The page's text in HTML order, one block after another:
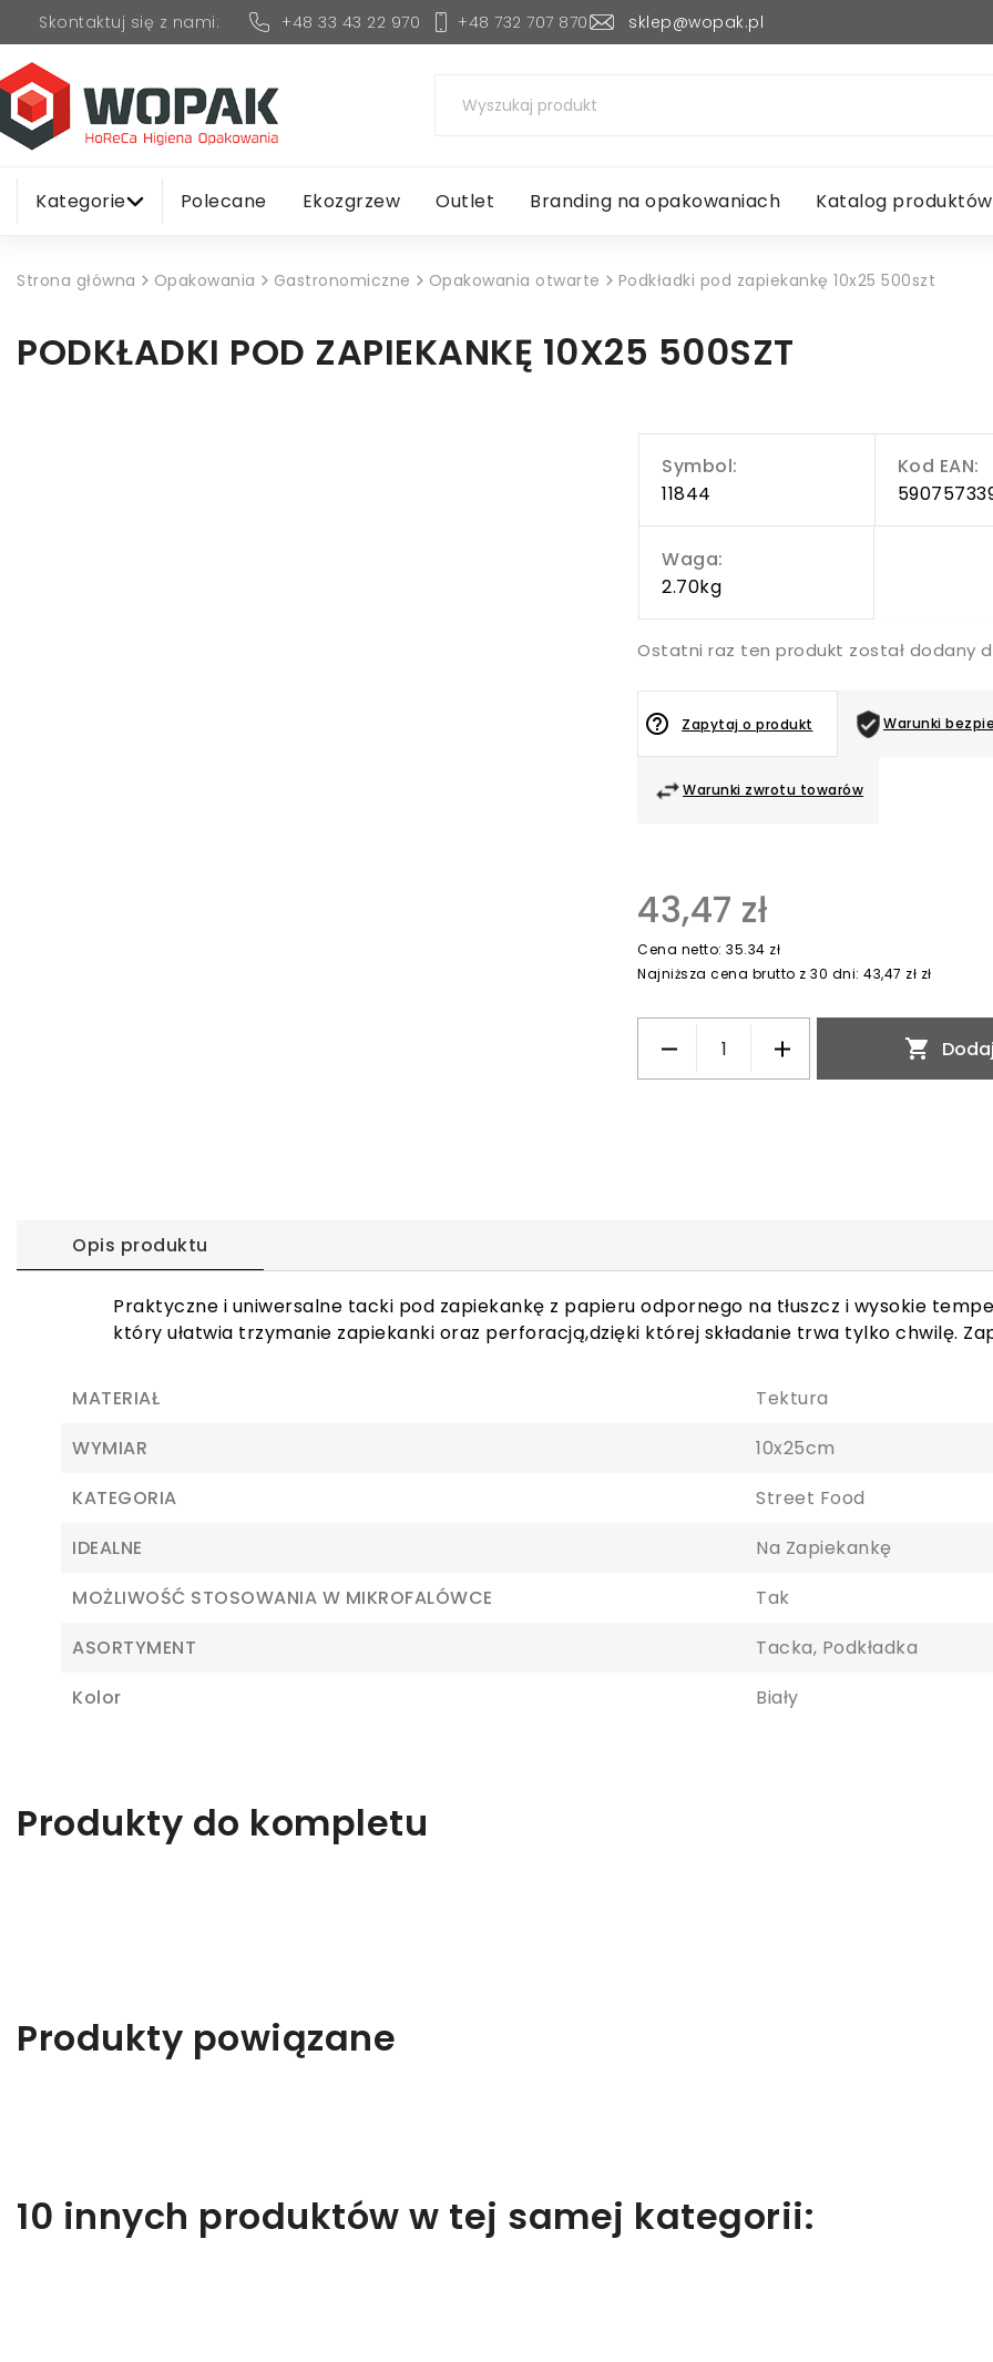
Skontaktuj się z nami: +48 33 43 22 970 +48 732 707 870 sklep@wopak.pl
Kategorie Polecane Ekozgrzew Outlet Branding na opakowaniach Katalog produktów
Strona główna Opakowania Gastronomiczne Opakowania otwarte Podkładki pod zapiekankę 10x25 500szt
PODKŁADKI POD ZAPIEKANKĘ 10X25 500SZT
Symbol:
11844
Kod EAN:
Waga:
2.70kg
Ostatni raz ten produkt został dodany
Warunki
Warunki zwrotu towarów
help_outline Zapytaj o produkt
43,47 zł
Cena netto: 35.34 zł
Najniższa cena brutto z 30 dni: 43,47 zł zł

Opis produktu
Praktyczne i uniwersalne tacki pod zapiekankę z papieru odpornego na tłuszcz i wysokie
który ułatwia trzymanie zapiekanki oraz perforacją,dzięki której składanie trwa tylko chwilę.
MATERIAŁ
Tektura
WYMIAR
10x25cm
KATEGORIA
Street Food
IDEALNE
Na Zapiekankę
MOŻLIWOŚĆ STOSOWANIA W MIKROFALÓWCE
Tak
ASORTYMENT
Tacka, Podkładka
Kolor
Biały
Produkty do kompletu
Produkty powiązane
10 innych produktów w tej samej kategorii: